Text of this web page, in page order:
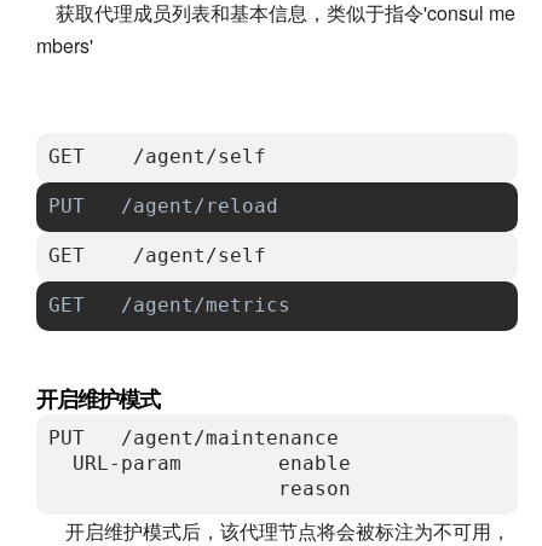
获取代理成员列表和基本信息，类似于指令'consul me
mbers'
GET    /agent/self
PUT   /agent/reload
GET    /agent/self
GET   /agent/metrics
开启维护模式
PUT   /agent/maintenance
URL-param        enable
reason                   记录
开启维护模式后，该代理节点将会被标注为不可用，